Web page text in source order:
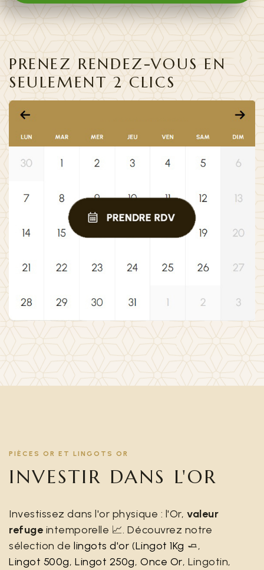
PRENEZ RENDEZ-VOUS EN
SEULEMENT 2 CLICS
PIÈCES OR ET LINGOTS OR
INVESTIR DANS L'OR
Investissez dans l'or physique : l'Or,valeur
refuge intemporelle 📈. Découvrez notre
sélection delingots d'or (Lingot 1Kg 🧈,
Lingot 500g,Lingot 250g,Once Or, Lingotin,